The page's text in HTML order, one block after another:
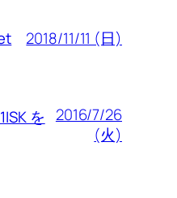
2018/11/11 (日)
を
2016/7/26
(火)